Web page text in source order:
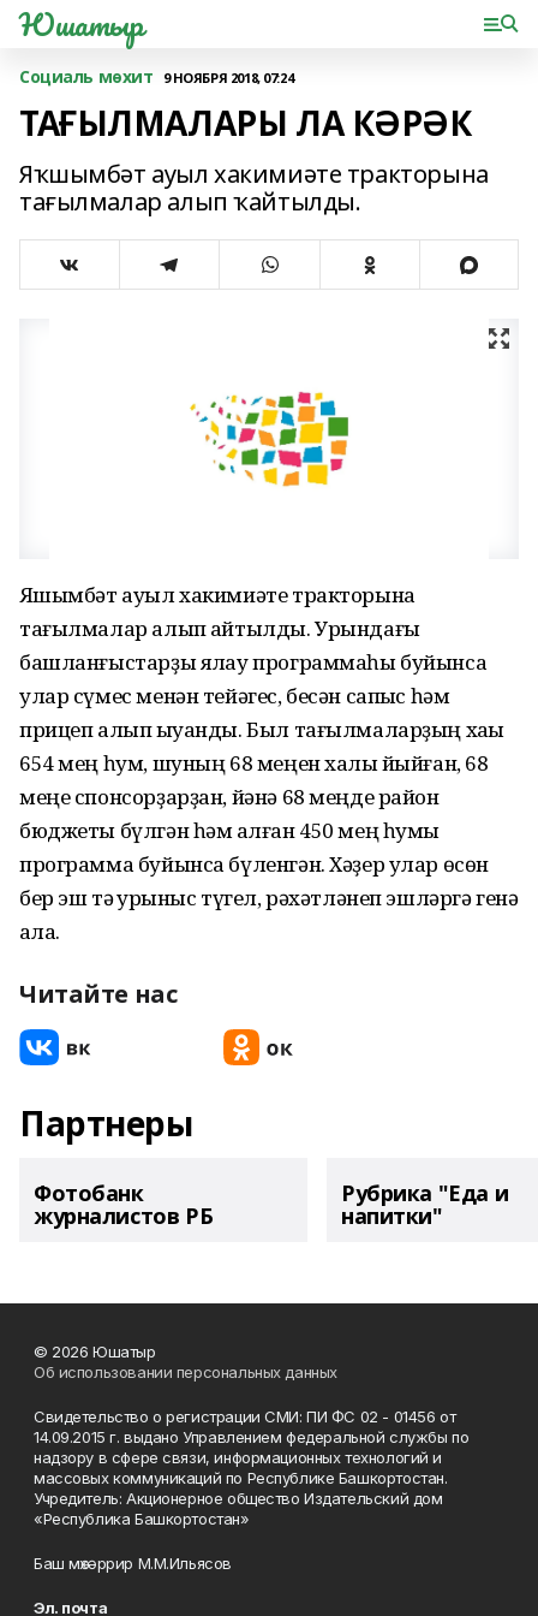
Юшатыр
Социаль мөхит 9 НОЯБРЯ 2018, 07:24
ТАҒЫЛМАЛАРЫ ЛА КӘРӘК
Яҡшымбәт ауыл хакимиәте тракторына
тағылмалар алып ҡайтылды.
Яҡшымбәт ауыл хакимиәте тракторына
тағылмалар алып ҡайтылды. Урындағы
башланғыстарҙы яҡлау программаһы буйынса
улар сүмес менән тейәгес, бесән сапҡыс һәм
прицеп алып ҡыуанды. Был тағылмаларҙың хаҡы
654 мең һум, шуның 68 меңен халыҡ йыйған, 68
меңе спонсорҙарҙан, йәнә 68 меңде район
бюджеты бүлгән һәм ҡалған 450 мең һумы
программа буйынса бүленгән. Хәҙер улар өсөн
бер эш тә ҡурҡыныс түгел, рәхәтләнеп эшләргә генә
ҡала.
Читайте нас
Партнеры
Фотобанк
журналистов РБ
Рубрика "Еда и
напитки"
© 2026 Юшатыр
Об использовании персональных данных
Свидетельство о регистрации СМИ: ПИ ФС 02 - 01456 от
14.09.2015 г. выдано Управлением федеральной службы по
надзору в сфере связи, информационных технологий и
массовых коммуникаций по Республике Башкортостан.
Учредитель: Акционерное общество Издательский дом
«Республика Башкортостан»
Баш мөхәррир М.М.Ильясов
Эл. почта